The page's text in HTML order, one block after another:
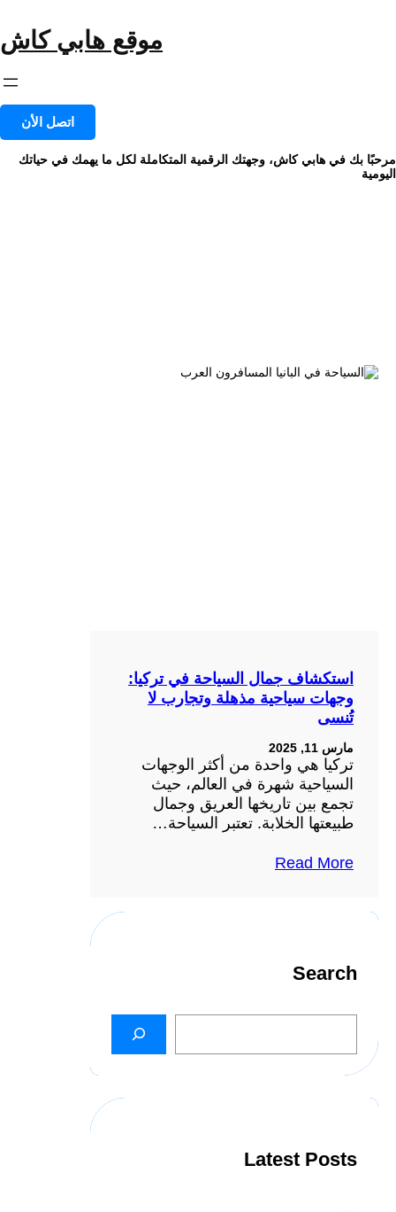
موقع هابي كاش
اتصل الأن
مرحبًا بك في هابي كاش، وجهتك الرقمية المتكاملة لكل ما يهمك في حياتك
اليومية
استكشاف جمال السياحة في تركيا:
وجهات سياحية مذهلة وتجارب لا
تُنسى
مارس 11, 2025
تركيا هي واحدة من أكثر الوجهات
السياحية شهرة في العالم، حيث
تجمع بين تاريخها العريق وجمال
طبيعتها الخلابة. تعتبر السياحة…
Read More
Search
c
Latest Posts